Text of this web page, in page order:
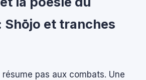
Shōjo et tranches
pas aux combats. Une